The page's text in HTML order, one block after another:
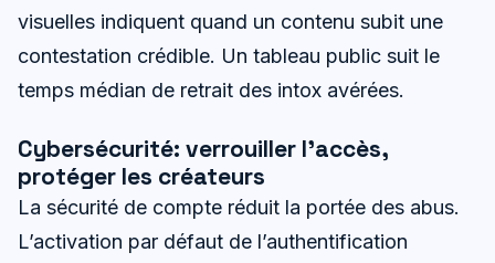
visuelles indiquent quand un contenu subit une
contestation crédible. Un tableau public suit le
temps médian de retrait des intox avérées.
Cybersécurité: verrouiller l’accès,
protéger les créateurs
La sécurité de compte réduit la portée des abus.
L’activation par défaut de l’authentification